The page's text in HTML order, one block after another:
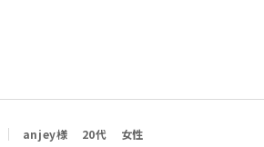
anjey様 20代 女性